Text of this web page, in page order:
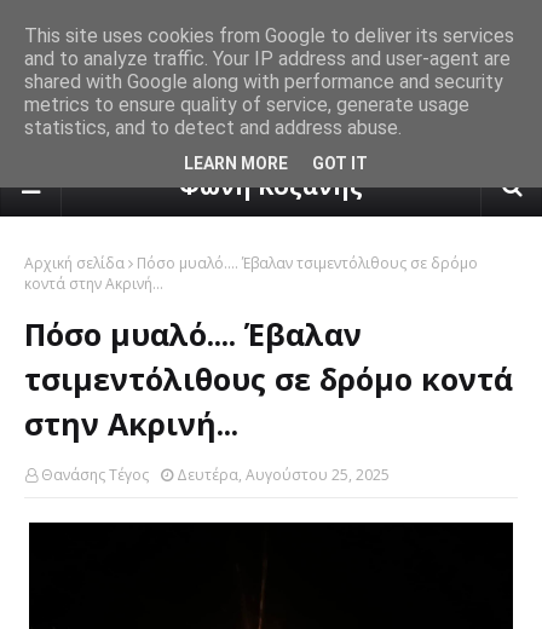
πρόγνωση καιρού από το
Φωνή Κοζάνης
Αρχική σελίδα
Πόσο μυαλό.... Έβαλαν τσιμεντόλιθους σε δρόμο
κοντά στην Ακρινή...
Πόσο μυαλό.... Έβαλαν
τσιμεντόλιθους σε δρόμο κοντά
στην Ακρινή...
Θανάσης Τέγος Δευτέρα, Αυγούστου 25, 2025
This site uses cookies from Google to deliver its services
and to analyze traffic. Your IP address and user-agent are
shared with Google along with performance and security
metrics to ensure quality of service, generate usage
statistics, and to detect and address abuse.
LEARN MORE GOT IT